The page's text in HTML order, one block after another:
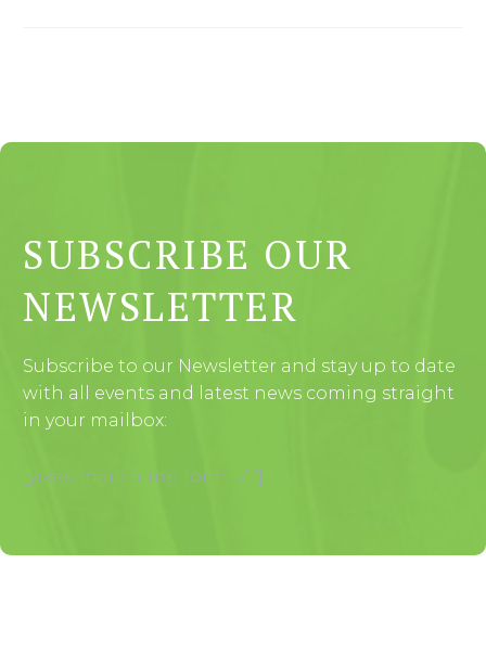
SUBSCRIBE OUR
NEWSLETTER
Subscribe to our Newsletter and stay up to date
with all events and latest news coming straight
in your mailbox:
[yikes-mailchimp form=»1″]